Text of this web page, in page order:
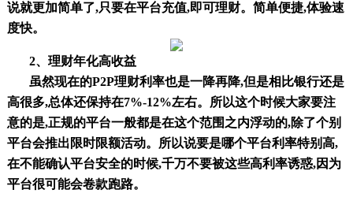
说就更加简单了,只要在平台充值,即可理财。简单便捷,体验速
度快。
2、理财年化高收益
虽然现在的P2P理财利率也是一降再降,但是相比银行还是
高很多,总体还保持在7%-12%左右。所以这个时候大家要注
意的是,正规的平台一般都是在这个范围之内浮动的,除了个别
平台会推出限时限额活动。所以说要是哪个平台利率特别高,
在不能确认平台安全的时候,千万不要被这些高利率诱惑,因为
平台很可能会卷款跑路。